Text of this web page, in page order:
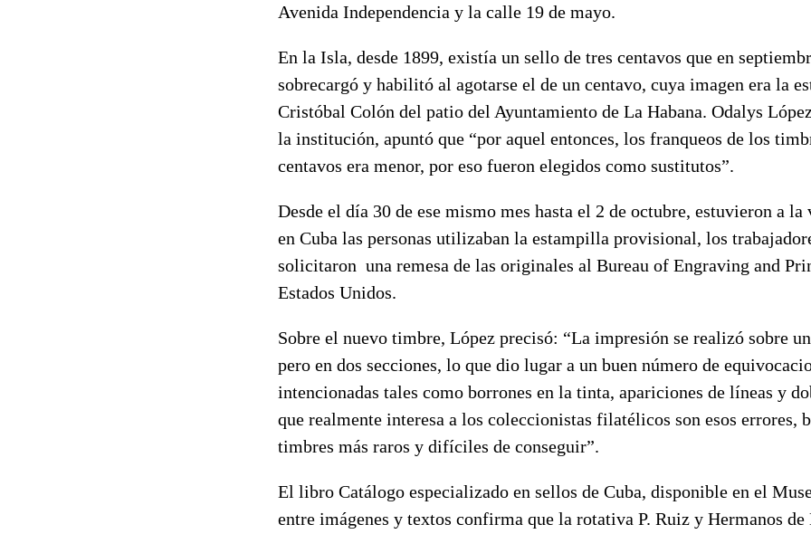
Avenida Independencia y la calle 19 de mayo.
En la Isla, desde 1899, existía un sello de tres centavos que en
sobrecargó y habilitó al agotarse el de un centavo, cuya imagen era la
Cristóbal Colón del patio del Ayuntamiento de La Habana. Odalys
la institución, apuntó que “por aquel entonces, los franqueos de los
centavos era menor, por eso fueron elegidos como sustitutos”.
Desde el día 30 de ese mismo mes hasta el 2 de octubre, estuvieron a
en Cuba las personas utilizaban la estampilla provisional, los
solicitaron una remesa de las originales al Bureau of Engraving and
Estados Unidos.
Sobre el nuevo timbre, López precisó: “La impresión se realizó sobre
pero en dos secciones, lo que dio lugar a un buen número de
intencionadas tales como borrones en la tinta, apariciones de líneas y
que realmente interesa a los coleccionistas filatélicos son esos errores,
timbres más raros y difíciles de conseguir”.
El libro Catálogo especializado en sellos de Cuba, disponible en el
entre imágenes y textos confirma que la rotativa P. Ruiz y Hermanos de